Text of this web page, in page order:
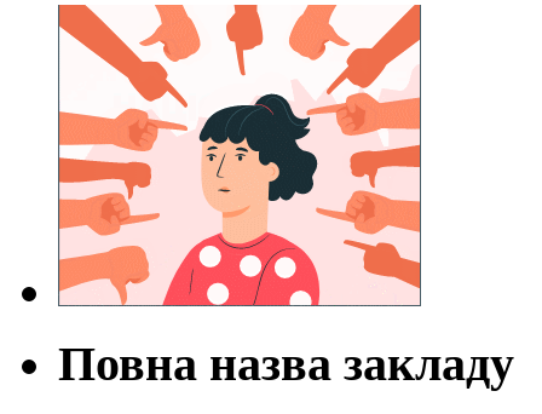
Повна назва закладу